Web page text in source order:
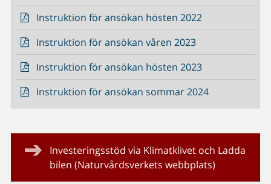
Instruktion för ansökan hösten 2022
Instruktion för ansökan våren 2023
Instruktion för ansökan hösten 2023
Instruktion för ansökan sommar 2024
Investeringsstöd via Klimatklivet och Ladda
bilen (Naturvårdsverkets webbplats)